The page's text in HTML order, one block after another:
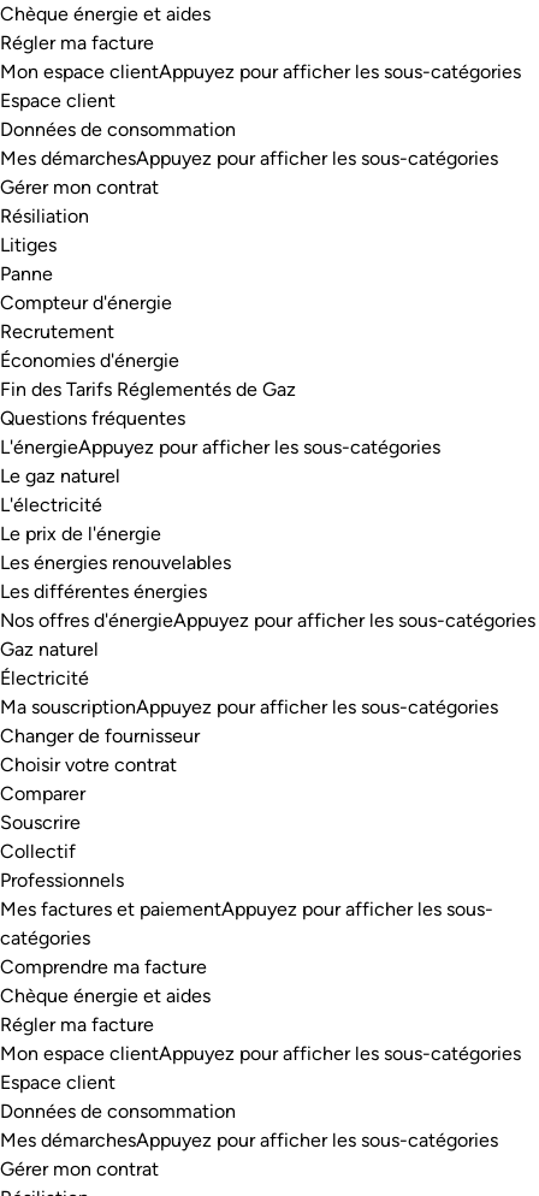
Chèque énergie et aides
Régler ma facture
Mon espace clientAppuyez pour afficher les sous-catégories
Espace client
Données de consommation
Mes démarchesAppuyez pour afficher les sous-catégories
Gérer mon contrat
Résiliation
Litiges
Panne
Compteur d'énergie
Recrutement
Économies d'énergie
Fin des Tarifs Réglementés de Gaz
Questions fréquentes
L'énergieAppuyez pour afficher les sous-catégories
Le gaz naturel
L'électricité
Le prix de l'énergie
Les énergies renouvelables
Les différentes énergies
Nos offres d'énergieAppuyez pour afficher les sous-catégories
Gaz naturel
Électricité
Ma souscriptionAppuyez pour afficher les sous-catégories
Changer de fournisseur
Choisir votre contrat
Comparer
Souscrire
Collectif
Professionnels
Mes factures et paiementAppuyez pour afficher les sous-
catégories
Comprendre ma facture
Chèque énergie et aides
Régler ma facture
Mon espace clientAppuyez pour afficher les sous-catégories
Espace client
Données de consommation
Mes démarchesAppuyez pour afficher les sous-catégories
Gérer mon contrat